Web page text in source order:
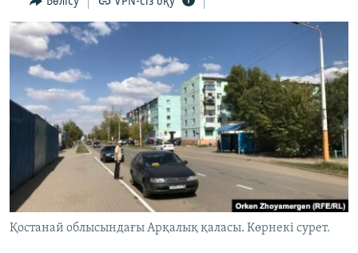
Search
ӘЛЕМ
АРНАЙЫ ЖОБАЛАР
Русский
ЖАЗЫЛЫҢЫЗ
Басқа тілдерде
Қостанай облысындағы Арқалық қаласы. Көрнекі сурет.